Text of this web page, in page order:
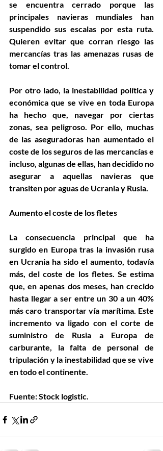
se encuentra cerrado porque las
principales navieras mundiales han
suspendido sus escalas por esta ruta.
Quieren evitar que corran riesgo las
mercancías tras las amenazas rusas de
tomar el control.
Por otro lado, la inestabilidad política y
económica que se vive en toda Europa
ha hecho que, navegar por ciertas
zonas, sea peligroso. Por ello, muchas
de las aseguradoras han aumentado el
coste de los seguros de las mercancías e
incluso, algunas de ellas, han decidido no
asegurar a aquellas navieras que
transiten por aguas de Ucrania y Rusia.
Aumento el coste de los fletes
La consecuencia principal que ha
surgido en Europa tras la invasión rusa
en Ucrania ha sido el aumento, todavía
más, del coste de los fletes. Se estima
que, en apenas dos meses, han crecido
hasta llegar a ser entre un 30 a un 40%
más caro transportar vía marítima. Este
incremento va ligado con el corte de
suministro de Rusia a Europa de
carburante, la falta de personal de
tripulación y la inestabilidad que se vive
en todo el continente.
Fuente: Stock logistic.